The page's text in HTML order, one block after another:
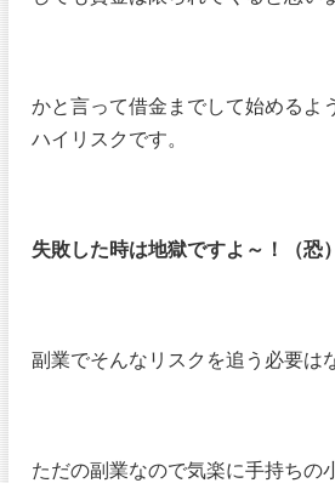
かと言って借金までして始めるよ
ハイリスクです。
失敗した時は地獄ですよ～！（恐）
副業でそんなリスクを追う必要は
ただの副業なので気楽に手持ちの